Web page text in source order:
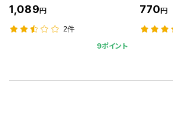
1,089円
2件
9ポイント
770円